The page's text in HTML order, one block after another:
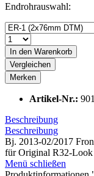
Endrohrauswahl:
In den Warenkorb
Vergleichen
Merken
Artikel-Nr.:
Beschreibung
Beschreibung
Bj. 2013-02/2017
für Original R32-Look
Menü schließen